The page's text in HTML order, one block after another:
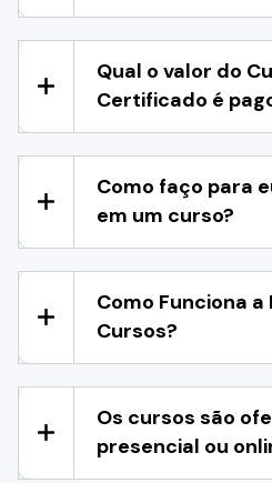
Qual o valor do
Certificado é
Como faço para
em um curso?
Como Funciona
Cursos?
Os cursos são
presencial ou